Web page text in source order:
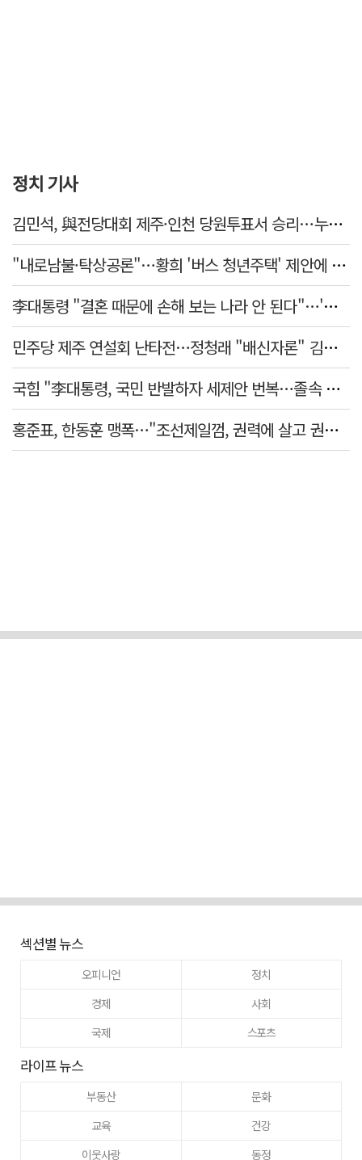
정치 기사
김민석, 與전당대회 제주·인천 당원투표서 승리…누적 득표는 '초박빙'
"내로남불·탁상공론"…황희 '버스 청년주택' 제안에 與 내부서도 쓴소리
李대통령 "결혼 때문에 손해 보는 나라 안 된다"…'결혼 페널티' 22개 손본다
민주당 제주 연설회 난타전…정청래 "배신자론" 김민석 "관리 무능"
국힘 "李대통령, 국민 반발하자 세제안 번복…졸속 국정 즉각 중단"
홍준표, 한동훈 맹폭…"조선제일껌, 권력에 살고 권력에 죽었다"
섹션별 뉴스
오피니언
정치
경제
사회
국제
스포츠
라이프 뉴스
부동산
문화
교육
건강
이웃사랑
동정